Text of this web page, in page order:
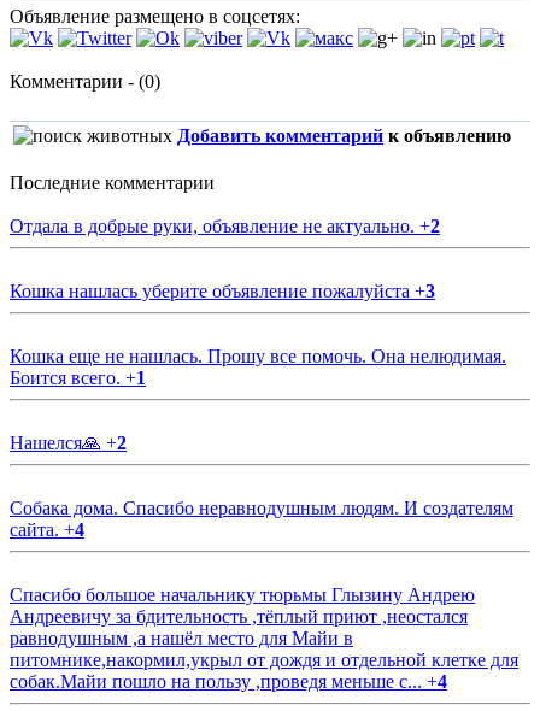
Объявление размещено в соцсетях:
Комментарии - (0)
Добавить комментарий к объявлению
Последние комментарии
Отдала в добрые руки, объявление не актуально. +2
Кошка нашлась уберите объявление пожалуйста +3
Кошка еще не нашлась. Прошу все помочь. Она нелюдимая.
Боится всего. +1
Нашелся🙏 +2
Собака дома. Спасибо неравнодушным людям. И создателям
сайта. +4
Спасибо большое начальнику тюрьмы Глызину Андрею
Андреевичу за бдительность ,тёплый приют ,неостался
равнодушным ,а нашёл место для Майи в
питомнике,накормил,укрыл от дождя и отдельной клетке для
собак.Майи пошло на пользу ,проведя меньше с... +4